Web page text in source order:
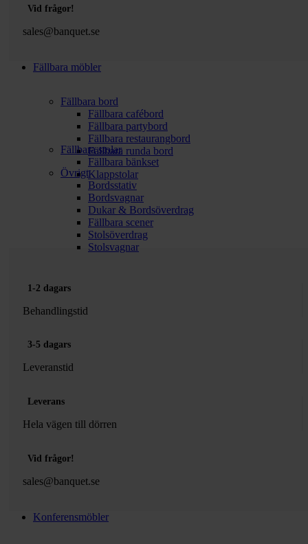
Vid frågor!
sales@banquet.se
Fällbara möbler
Fällbara bord
Fällbara cafébord
Fällbara partybord
Fällbara restaurangbord
Fällbara runda bord
Fällbara stolar
Fällbara bänkset
Klappstolar
Övrigt
Bordsstativ
Bordsvagnar
Dukar & Bordsöverdrag
Fällbara scener
Stolsöverdrag
Stolsvagnar
1-2 dagars
Behandlingstid
3-5 dagars
Leveranstid
Leverans
Hela vägen till dörren
Vid frågor!
sales@banquet.se
Konferensmöbler